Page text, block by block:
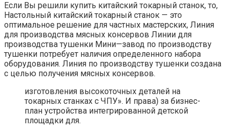
Если Вы решили купить китайский токарный станок, то,
Настольный китайский токарный станок — это
оптимальное решение для частных мастерских, Линия
для производства мясных консервов Линии для
производства тушенки Мини—завод по производству
тушенки потребует наличия определенного набора
оборудования. Линия по производству тушенки создана
с целью получения мясных консервов.
изготовления высокоточных деталей на
токарных станках с ЧПУ». И права) за бизнес-
план устройства интегрированной детской
площадки для.